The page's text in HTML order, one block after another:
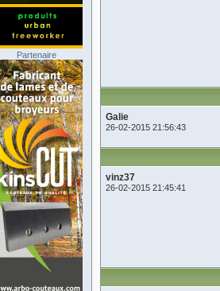
Galie
26-02-2015 21:56:43
vinz37
26-02-2015 21:45:41
Partenaire